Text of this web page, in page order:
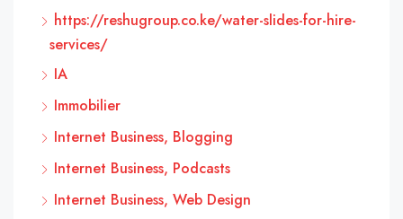
https://reshugroup.co.ke/water-slides-for-hire-
services/
IA
Immobilier
Internet Business, Blogging
Internet Business, Podcasts
Internet Business, Web Design